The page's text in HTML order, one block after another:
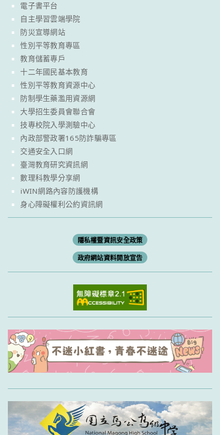
電子書平台
自主學習雲端學院
防災宣導網站
性別平等教育專區
教育儲蓄專戶
十二年國民基本教育
性別平等教育資源中心
防制學生藥濫用資源網
大學招生委員會聯合會
技專校院入學測驗中心
內政部警政署165防詐騙專區
交通安全入口網
臺灣教育研究資訊網
數理科教學分享網
iWIN網路內容防護機構
身心障礙權利公約資訊網
隱私權暨資訊安全政策
政府網站資料開放宣告